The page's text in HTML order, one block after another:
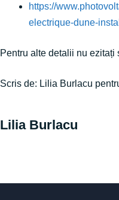
https://
electrique-dune-
Pentru alte detalii nu ezitați
Scris de: Lilia Burlacu
Lilia Burlacu